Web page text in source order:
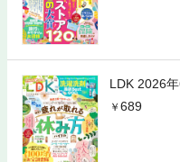
LDK 2026
689